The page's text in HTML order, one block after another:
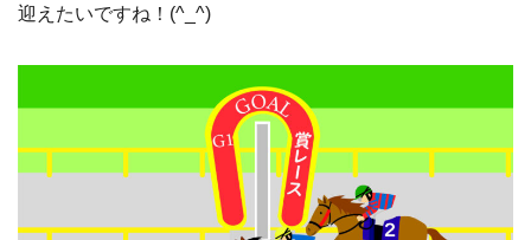
迎えたいですね！(^_^)